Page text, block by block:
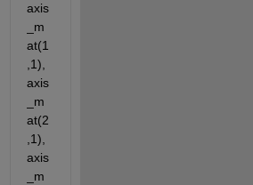
axis
_m
at(1
,1),
axis
_m
at(2
,1),
axis
_m